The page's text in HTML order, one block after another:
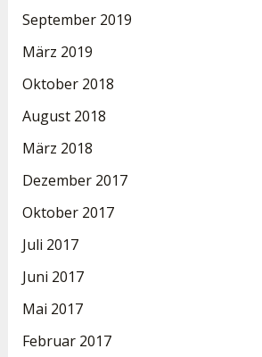
September 2019
März 2019
Oktober 2018
August 2018
März 2018
Dezember 2017
Oktober 2017
Juli 2017
Juni 2017
Mai 2017
Februar 2017